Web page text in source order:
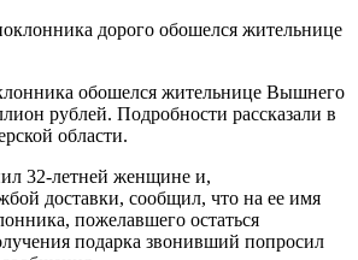
обошелся жительнице Вышнего
рублей. Подробности рассказали в
области.
32-летней женщине и,
доставки, сообщил, что на ее имя
пожелавшего остаться
подарка звонивший попросил